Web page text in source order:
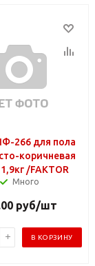
266 для пола
коричневая
/FAKTOR
Много
руб/шт
В КОРЗИНУ